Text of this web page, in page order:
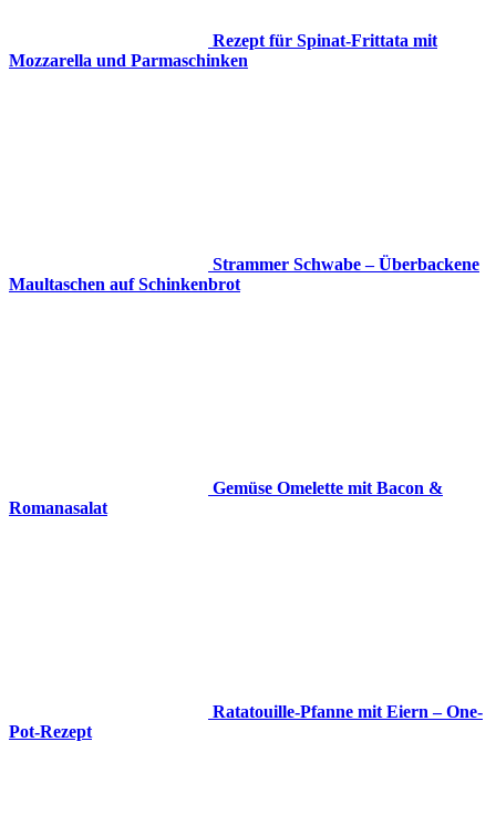
Rezept für Spinat-Frittata mit
Mozzarella und Parmaschinken
Strammer Schwabe – Überbackene
Maultaschen auf Schinkenbrot
Gemüse Omelette mit Bacon &
Romanasalat
Ratatouille-Pfanne mit Eiern – One-
Pot-Rezept